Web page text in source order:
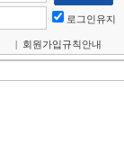
로그인유지
| 회원가입규칙안내